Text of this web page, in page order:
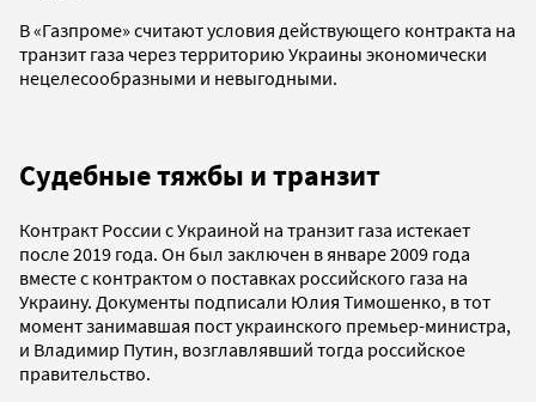
В «Газпроме» считают условия действующего контракта на
транзит газа через территорию Украины экономически
нецелесообразными и невыгодными.
Судебные тяжбы и транзит
Контракт России с Украиной на транзит газа истекает
после 2019 года. Он был заключен в январе 2009 года
вместе с контрактом о поставках российского газа на
Украину. Документы подписали Юлия Тимошенко, в тот
момент занимавшая пост украинского премьер-министра,
и Владимир Путин, возглавлявший тогда российское
правительство.